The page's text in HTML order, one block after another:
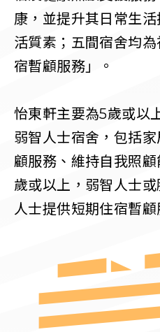
康，並提升其日常生
活質素；五間宿舍均
宿暫顧服務」。
怡東軒主要為5歲或以
弱智人士宿舍，包括
顧服務、維持自我照
歲或以上，弱智人士
人士提供短期住宿暫顧